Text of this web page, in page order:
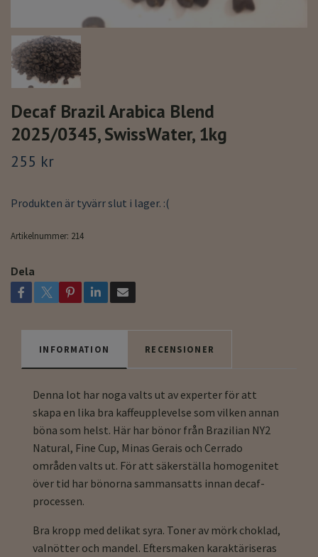
Decaf Brazil Arabica Blend
2025/0345, SwissWater, 1kg
255 kr
Produkten är tyvärr slut i lager. :(
Artikelnummer: 214
Dela
INFORMATION RECENSIONER
Denna lot har noga valts ut av experter för att
skapa en lika bra kaffeupplevelse som vilken annan
böna som helst. Här har bönor från Brazilian NY2
Natural, Fine Cup, Minas Gerais och Cerrado
områden valts ut. För att säkerställa homogenitet
över tid har bönorna sammansatts innan decaf-
processen.
Bra kropp med delikat syra. Toner av mörk choklad,
valnötter och mandel. Eftersmaken karaktäriseras